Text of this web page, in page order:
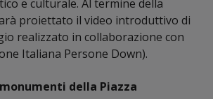
e culturale. Al termine della
proiettato il video introduttivo di
realizzato in collaborazione con
Italiana Persone Down).
della Piazza